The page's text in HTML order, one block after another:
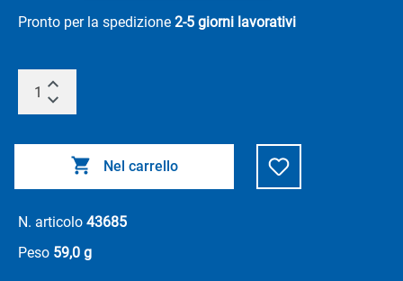
Pronto per la spedizione 2-5 giorni lavorativi
Nel carrello
N. articolo 43685
Peso 59,0 g